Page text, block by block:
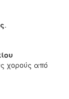
.
χορούς από